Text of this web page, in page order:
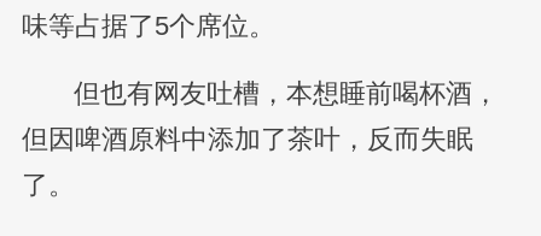
味等占据了5个席位。
但也有网友吐槽，本想睡前喝杯酒，
但因啤酒原料中添加了茶叶，反而失眠
了。